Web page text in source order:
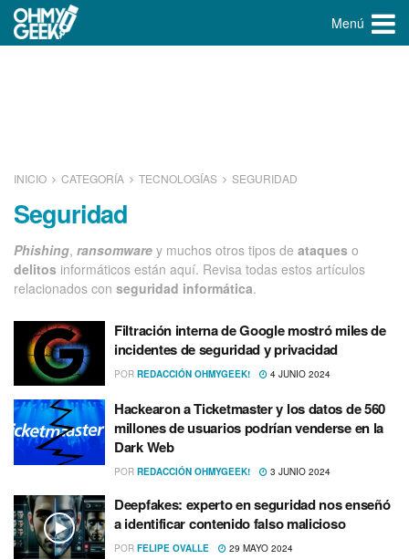
Menú
INICIO CATEGORÍA TECNOLOGÍ­AS SEGURIDAD
Seguridad
Phishing, ransomware y muchos otros tipos de ataques o
delitos informáticos están aquí. Revisa todas estos artículos
relacionados con seguridad informática.
Filtración interna de Google mostró miles de
incidentes de seguridad y privacidad
POR REDACCIÓN OHMYGEEK! 4 JUNIO 2024
Hackearon a Ticketmaster y los datos de 560
millones de usuarios podrían venderse en la
Dark Web
POR REDACCIÓN OHMYGEEK! 3 JUNIO 2024
Deepfakes: experto en seguridad nos enseñó
a identificar contenido falso malicioso
POR FELIPE OVALLE 29 MAYO 2024